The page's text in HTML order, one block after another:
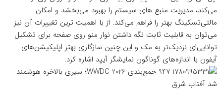
می‌کند، مدیریت منبع های سیستم را بهبود می‌بخشد و امکان
مالتی‌تسکینگ بهتر را فراهم می‌کند. از با اهمیت ترین تغییرات آن نیز
می‌توان به قابلیت ثابت نگه داشتن نوار منو روی صفحه برای تشکیل
توانایی‌ای نزدیک‌تر به مک و این چنین سازگاری بهتر اپلیکیشن‌های
آیفون با اندازه‌های گوناگون نمایشگر آیپد اشاره کرد.